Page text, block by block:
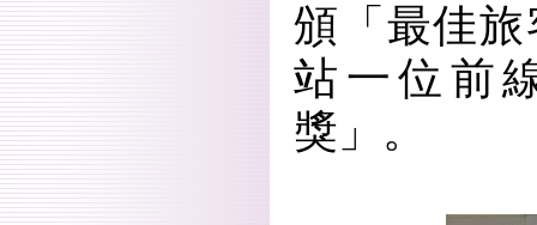
頒「最佳
站一位前
獎」。